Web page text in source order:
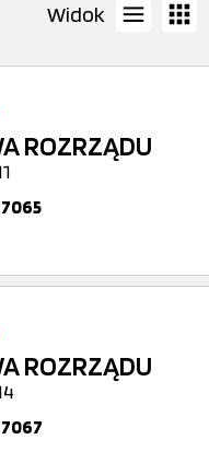
Widok
ROZRZĄDU
ROZRZĄDU